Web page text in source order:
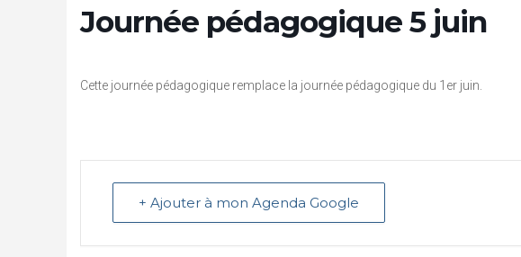
Journée pédagogique 5 juin
Cette journée pédagogique remplace la journée pédagogique du 1er juin.
+ Ajouter à mon Agenda Google